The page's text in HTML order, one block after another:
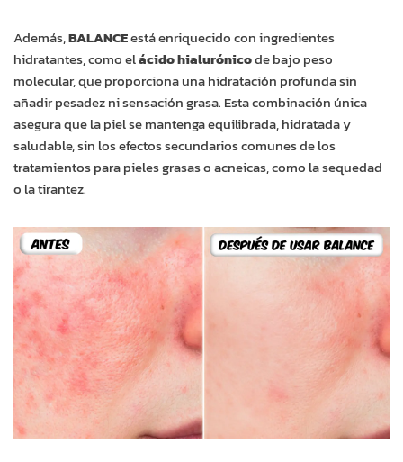
Además,BALANCEestá enriquecido con ingredientes
hidratantes, como elácido hialurónicode bajo peso
molecular, que proporciona una hidratación profunda sin
añadir pesadez ni sensación grasa. Esta combinación única
asegura que la piel se mantenga equilibrada, hidratada y
saludable, sin los efectos secundarios comunes de los
tratamientos para pieles grasas o acneicas, como la sequedad
o la tirantez.